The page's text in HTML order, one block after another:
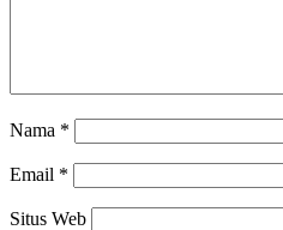
Nama *
Email *
Situs Web